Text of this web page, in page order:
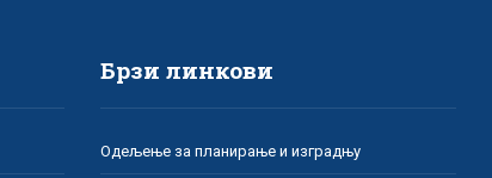
Брзи линкови
Одељење за планирање и изградњу